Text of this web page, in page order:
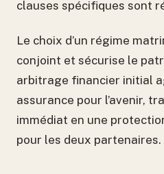
clauses spécifiques sont
Le choix d’un régime
conjoint et sécurise le
arbitrage financier initial
assurance pour l’avenir,
immédiat en une
pour les deux partenaires.